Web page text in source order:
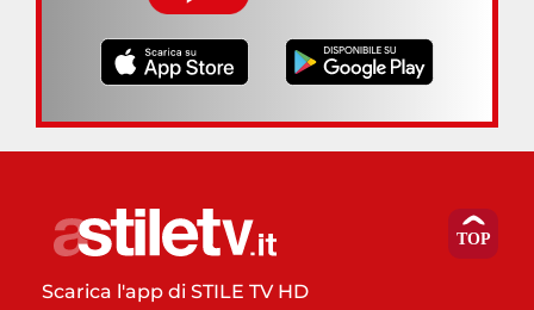
Scarica l'app di STILE TV HD